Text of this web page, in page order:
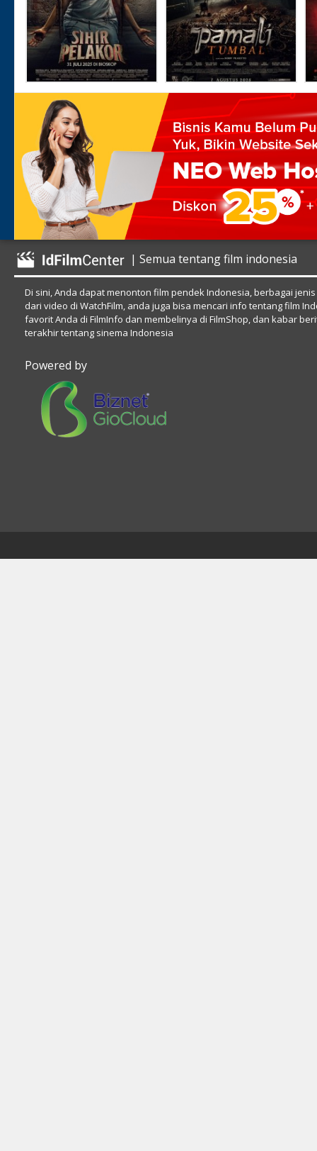
| Semua tentang film indonesia
Di sini, Anda dapat menonton film pendek Indonesia, berbagai
dari video di WatchFilm, anda juga bisa mencari info tentang film
favorit Anda di FilmInfo dan membelinya di FilmShop, dan kabar
terakhir tentang sinema Indonesia
Powered by